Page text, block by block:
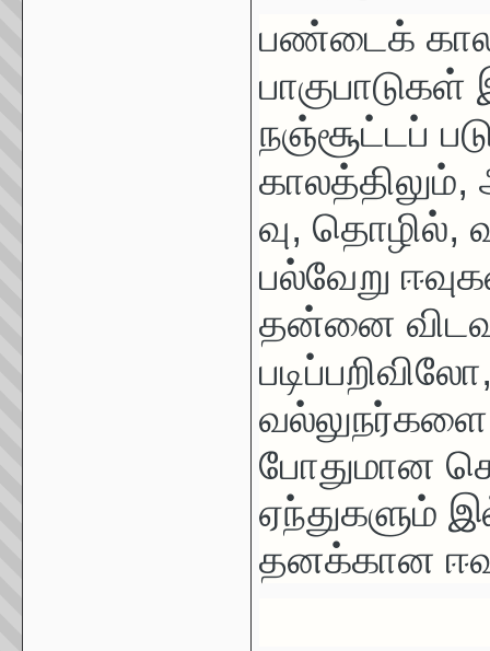
பண்டைக் கால
நஞ்சூட்டப்
காலத்திலும்,
வு, தொழில்,
பல்வேறு
தன்னை
படிப்பறிவிலோ
போதுமான
ஏந்துகளும்
தனக்கான